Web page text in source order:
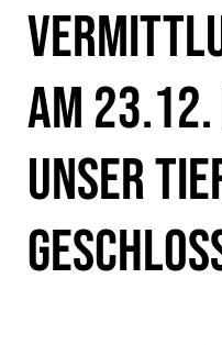
AM 23.12.
UNSER